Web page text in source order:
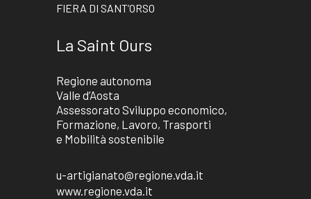
FIERA DI SANT’ORSO
La Saint Ours
Regione autonoma
Valle d’Aosta
Assessorato Sviluppo economico,
Formazione, Lavoro, Trasporti
e Mobilità sostenibile
u-artigianato@regione.vda.it
www.regione.vda.it